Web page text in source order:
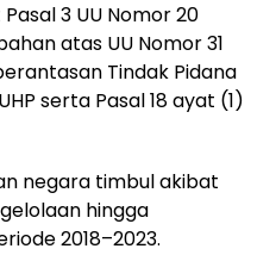
3 UU Nomor 20
atas UU Nomor 31
Tindak Pidana
serta Pasal 18 ayat (1)
negara timbul akibat
hingga
2018–2023.